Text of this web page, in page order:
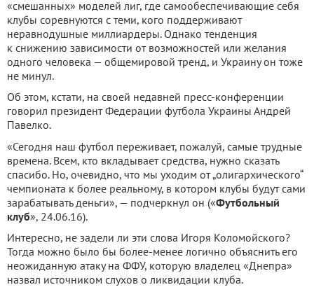
«смешанных» моделей лиг, где самообеспечивающие себя
клубы соревнуются с теми, кого поддерживают
неравнодушные миллиардеры. Однако тенденция
к снижению зависимости от возможностей или желания
одного человека — общемировой тренд, и Украину он тоже
не минул.
Об этом, кстати, на своей недавней пресс-конференции
говорил президент Федерации футбола Украины Андрей
Павелко.
«Сегодня наш футбол переживает, пожалуй, самые трудные
времена. Всем, кто вкладывает средства, нужно сказать
спасибо. Но, очевидно, что мы уходим от „олигархического“
чемпионата к более реальному, в котором клубы будут сами
зарабатывать деньги», — подчеркнул он («Футбольный
клуб», 24.06.16).
Интересно, не задели ли эти слова Игоря Коломойского?
Тогда можно было бы более-менее логично объяснить его
неожиданную атаку на ФФУ, которую владелец «Днепра»
назвал источником слухов о ликвидации клуба.